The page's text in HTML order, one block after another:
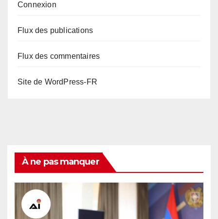
Connexion
Flux des publications
Flux des commentaires
Site de WordPress-FR
À ne pas manquer